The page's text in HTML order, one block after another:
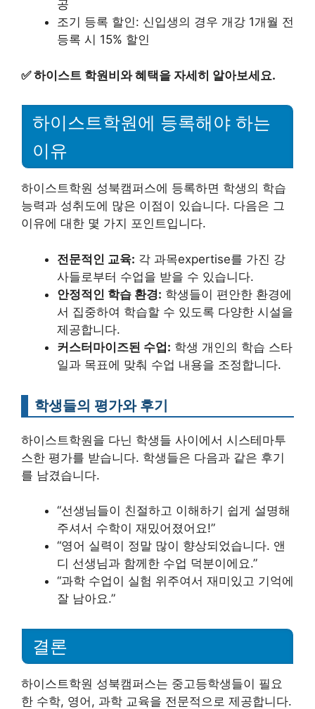
공
조기 등록 할인: 신입생의 경우 개강 1개월 전
등록 시 15% 할인
✅하이스트 학원비와 혜택을 자세히 알아보세요.
하이스트학원에 등록해야 하는
이유
하이스트학원 성북캠퍼스에 등록하면 학생의 학습
능력과 성취도에 많은 이점이 있습니다. 다음은 그
이유에 대한 몇 가지 포인트입니다.
전문적인 교육: 각 과목expertise를 가진 강
사들로부터 수업을 받을 수 있습니다.
안정적인 학습 환경: 학생들이 편안한 환경에
서 집중하여 학습할 수 있도록 다양한 시설을
제공합니다.
커스터마이즈된 수업: 학생 개인의 학습 스타
일과 목표에 맞춰 수업 내용을 조정합니다.
학생들의 평가와 후기
하이스트학원을 다닌 학생들 사이에서 시스테마투
스한 평가를 받습니다. 학생들은 다음과 같은 후기
를 남겼습니다.
“선생님들이 친절하고 이해하기 쉽게 설명해
주셔서 수학이 재밌어졌어요!”
“영어 실력이 정말 많이 향상되었습니다. 앤
디 선생님과 함께한 수업 덕분이에요.”
“과학 수업이 실험 위주여서 재미있고 기억에
잘 남아요.”
결론
하이스트학원 성북캠퍼스는 중고등학생들이 필요
한 수학, 영어, 과학 교육을 전문적으로 제공합니다.